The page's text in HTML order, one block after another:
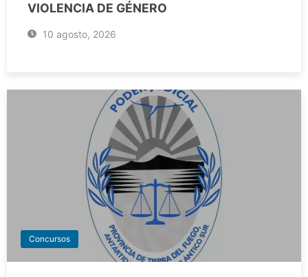
VIOLENCIA DE GÉNERO
10 agosto, 2026
Concursos